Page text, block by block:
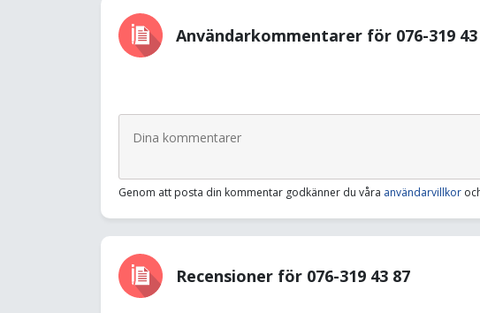
Användarkommentarer för 076-319 43
Genom att posta din kommentar godkänner du våra användarvillkor
Recensioner för 076-319 43 87